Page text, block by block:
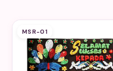
MSR-01